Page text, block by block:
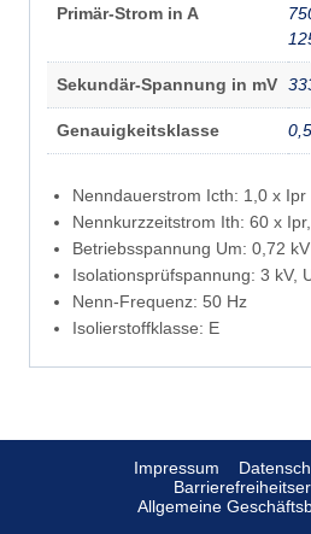
Primär-Strom in A
Sekundär-Spannung in mV
Genauigkeitsklasse 0,5
Nenndauerstrom Icth: 1,0 x Ipr
Nennkurzzeitstrom Ith: 60 x Ipr,
Betriebsspannung Um: 0,72 kV
Isolationsprüfspannung: 3 kV,
Nenn-Frequenz: 50 Hz
Isolierstoffklasse: E
Impressum
Allgemeine